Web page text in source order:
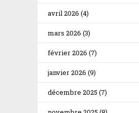
avril 2026 (4)
mars 2026 (3)
février 2026 (7)
janvier 2026 (9)
décembre 2025 (7)